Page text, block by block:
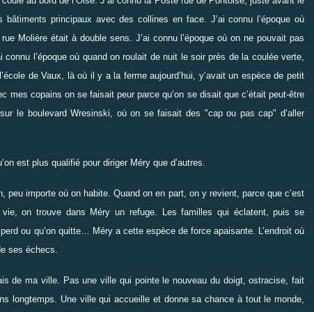
bâtiments principaux avec des collines en face. J’ai connu l’époque où
Molière était à double sens. J’ai connu l’époque où on ne pouvait pas
l’époque où quand on roulait de nuit le soir près de la coulée verte,
de Vaux, là où il y a la ferme aujourd’hui, y’avait un espèce de petit
mes copains on se faisait peur parce qu’on se disait que c’était peut-être
le boulevard Wresinski, où on se faisait des "cap ou pas cap" d’aller
est plus qualifié pour diriger Méry que d’autres.
peu importe où on habite. Quand on en part, on y revient, parce que c’est
on trouve dans Méry un refuge. Les familles qui éclatent, puis se
ou qu’on quitte… Méry a cette espèce de force apaisante. L’endroit où
ses échecs.
de ma ville. Pas une ville qui pointe le nouveau du doigt, ostracise, fait
longtemps. Une ville qui accueille et donne sa chance à tout le monde,